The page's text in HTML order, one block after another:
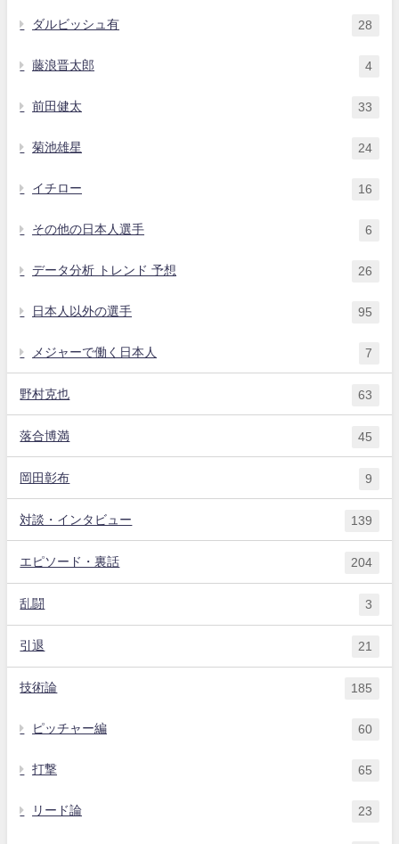
ダルビッシュ有 28
藤浪晋太郎 4
前田健太 33
菊池雄星 24
イチロー 16
その他の日本人選手 6
データ分析 トレンド 予想 26
日本人以外の選手 95
メジャーで働く日本人 7
野村克也 63
落合博満 45
岡田彰布 9
対談・インタビュー 139
エピソード・裏話 204
乱闘 3
引退 21
技術論 185
ピッチャー編 60
打撃 65
リード論 23